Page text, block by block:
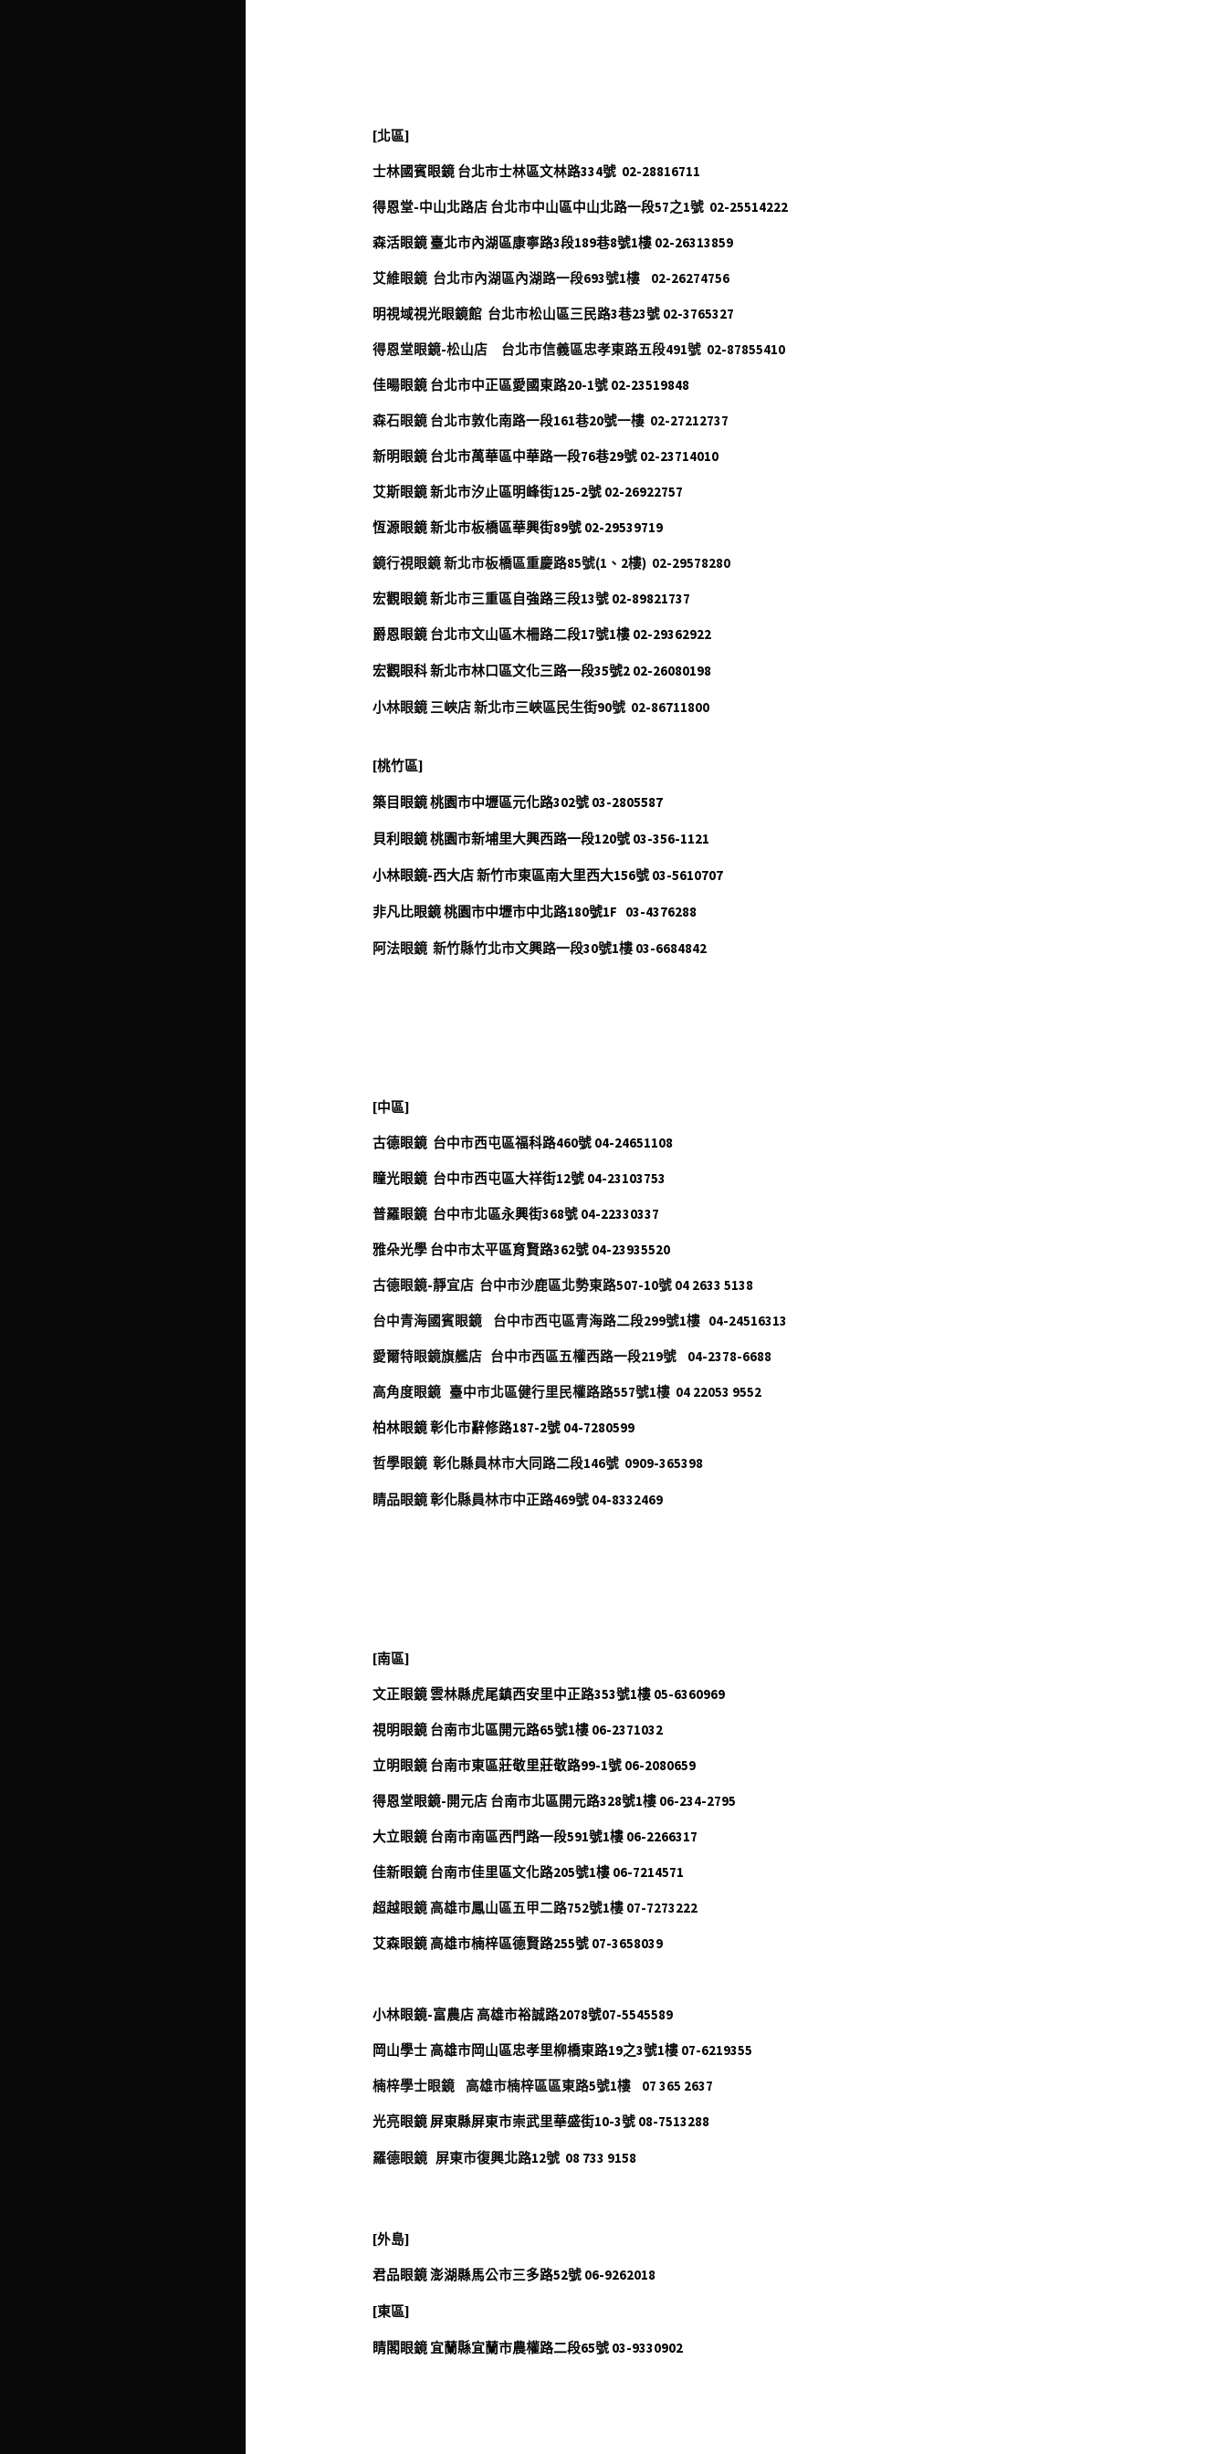
[北區]
士林國賓眼鏡 台北市士林區文林路334號  02-28816711
得恩堂-中山北路店 台北市中山區中山北路一段57之1號  02-25514222
森活眼鏡 臺北市內湖區康寧路3段189巷8號1樓 02-26313859
艾維眼鏡  台北市內湖區內湖路一段693號1樓    02-26274756
明視域視光眼鏡館  台北市松山區三民路3巷23號 02-3765327
得恩堂眼鏡-松山店     台北市信義區忠孝東路五段491號  02-87855410
佳暘眼鏡 台北市中正區愛國東路20-1號 02-23519848
森石眼鏡 台北市敦化南路一段161巷20號一樓 02-27212737
新明眼鏡 台北市萬華區中華路一段76巷29號 02-23714010
艾斯眼鏡 新北市汐止區明峰街125-2號 02-26922757
恆源眼鏡 新北市板橋區華興街89號 02-29539719
鏡行視眼鏡 新北市板橋區重慶路85號(1、2樓)  02-29578280
宏觀眼鏡 新北市三重區自強路三段13號 02-89821737
爵恩眼鏡 台北市文山區木柵路二段17號1樓 02-29362922
宏觀眼科 新北市林口區文化三路一段35號2 02-26080198
小林眼鏡 三峽店 新北市三峽區民生街90號  02-86711800
[桃竹區]
築目眼鏡 桃園市中壢區元化路302號 03-2805587
貝利眼鏡 桃園市新埔里大興西路一段120號 03-356-1121
小林眼鏡-西大店 新竹市東區南大里西大156號 03-5610707
非凡比眼鏡 桃園市中壢市中北路180號1F   03-4376288
阿法眼鏡  新竹縣竹北市文興路一段30號1樓 03-6684842
[中區]
古德眼鏡  台中市西屯區福科路460號 04-24651108
瞳光眼鏡  台中市西屯區大祥街12號 04-23103753
普羅眼鏡  台中市北區永興街368號 04-22330337
雅朵光學 台中市太平區育賢路362號 04-23935520
古德眼鏡-靜宜店  台中市沙鹿區北勢東路507-10號 04 2633 5138
台中青海國賓眼鏡    台中市西屯區青海路二段299號1樓   04-24516313
愛爾特眼鏡旗艦店   台中市西區五權西路一段219號
  04-2378-6688
高角度眼鏡   臺中市北區健行里民權路路557號1樓  04 22053 9552
柏林眼鏡 彰化市辭修路187-2號 04-7280599
哲學眼鏡  彰化縣員林市大同路二段146號  0909-365398
睛品眼鏡 彰化縣員林市中正路469號 04-8332469
[南區]
文正眼鏡 雲林縣虎尾鎮西安里中正路353號1樓 05-6360969
視明眼鏡 台南市北區開元路65號1樓 06-2371032
立明眼鏡 台南市東區莊敬里莊敬路99-1號 06-2080659
得恩堂眼鏡-開元店 台南市北區開元路328號1樓 06-234-2795
大立眼鏡 台南市南區西門路一段591號1樓 06-2266317
佳新眼鏡 台南市佳里區文化路205號1樓 06-7214571
超越眼鏡 高雄市鳳山區五甲二路752號1樓 07-7273222
艾森眼鏡 高雄市楠梓區德賢路255號 07-3658039
小林眼鏡-富農店 高雄市裕誠路2078號07-5545589
岡山學士 高雄市岡山區忠孝里柳橋東路19之3號1樓 07-6219355
楠梓學士眼鏡    高雄市楠梓區區東路5號1樓    07 365 2637
光亮眼鏡 屏東縣屏東市崇武里華盛街10-3號 08-7513288
羅德眼鏡   屏東市復興北路12號  08 733 9158
[外島]
君品眼鏡 澎湖縣馬公市三多路52號 06-9262018
[東區]
睛閣眼鏡 宜蘭縣宜蘭市農權路二段65號 03-9330902